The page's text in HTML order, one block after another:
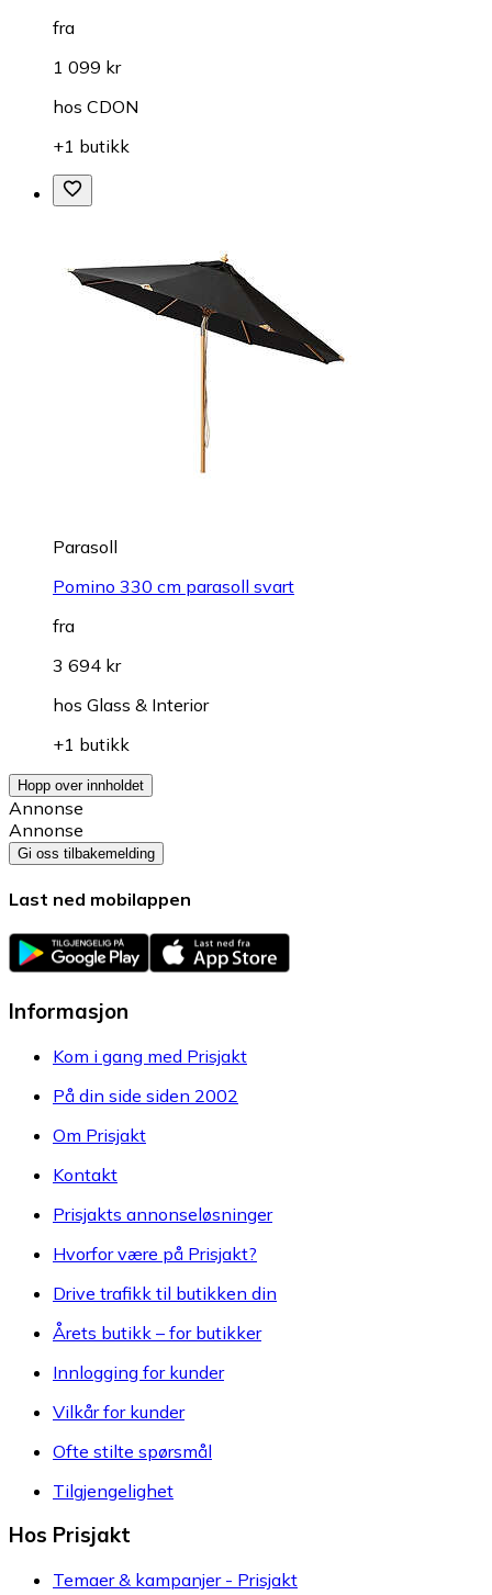
fra
1 099 kr
hos CDON
+1 butikk
Parasoll
Pomino 330 cm parasoll svart
fra
3 694 kr
hos Glass & Interior
+1 butikk
Hopp over innholdet
Annonse
Annonse
Gi oss tilbakemelding
Last ned mobilappen
Informasjon
Kom i gang med Prisjakt
På din side siden 2002
Om Prisjakt
Kontakt
Prisjakts annonseløsninger
Hvorfor være på Prisjakt?
Drive trafikk til butikken din
Årets butikk – for butikker
Innlogging for kunder
Vilkår for kunder
Ofte stilte spørsmål
Tilgjengelighet
Hos Prisjakt
Temaer & kampanjer - Prisjakt